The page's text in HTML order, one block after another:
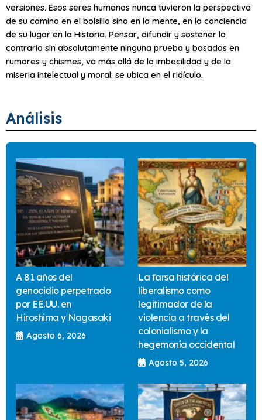
versiones. Esos seres humanos nunca tuvieron la perspectiva
de su camino en el bolsillo sino en la mente, en la conciencia
de su lugar en la Historia. Pensar, difundir y sostener lo
contrario sin absolutamente ninguna prueba y basados en
rumores y chismes, va más allá de la imbecilidad y de la
miseria intelectual y moral: se ubica en el ridículo.
Análisis
A 81 años del
genocidio perpetrado
por EE.UU. en
Hiroshima y Nagasaki
Agosto 6, 2026
La farsa histórica del
liberalismo como
legitimador de la
violencia a través del
colonialismo y la
hegemonía occidental
Agosto 5, 2026